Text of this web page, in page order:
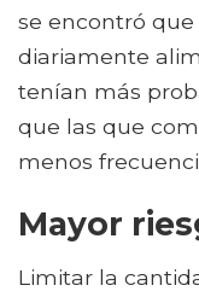
se encontró
diariamente
tenían más
que las que
menos
Mayor
Limitar la